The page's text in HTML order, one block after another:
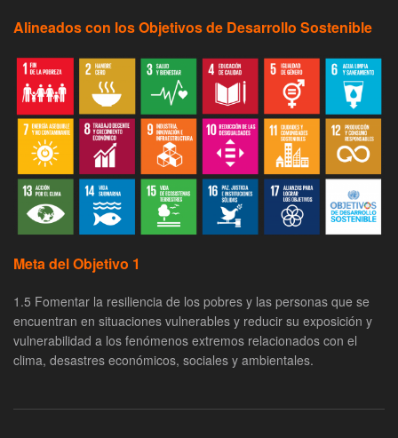
Alineados con los Objetivos de Desarrollo Sostenible
Meta del Objetivo 1
1.5 Fomentar la resiliencia de los pobres y las personas que se
encuentran en situaciones vulnerables y reducir su exposición y
vulnerabilidad a los fenómenos extremos relacionados con el
clima, desastres económicos, sociales y ambientales.